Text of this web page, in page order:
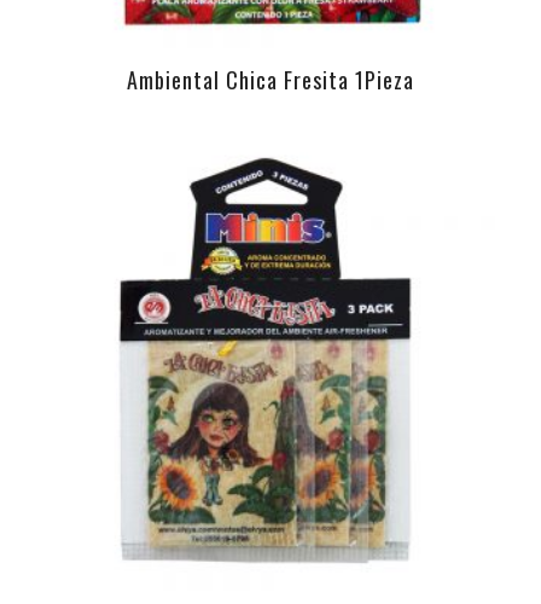
Ambiental Chica Fresita 1Pieza